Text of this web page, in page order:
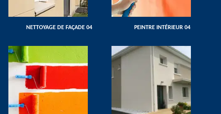
NETTOYAGE DE FAÇADE 04 PEINTRE INTÉRIEUR 04